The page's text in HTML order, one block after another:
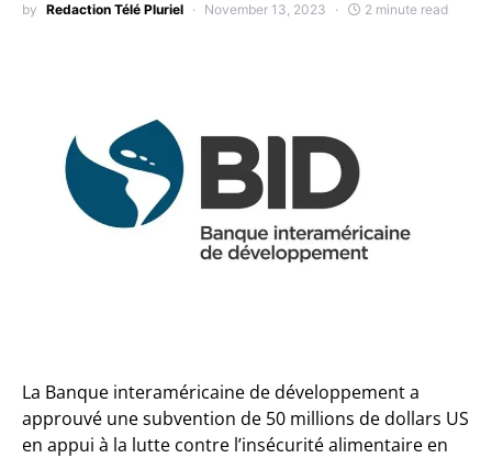
by Redaction Télé Pluriel November 13, 2023 2 minute read
La Banque interaméricaine de développement a
approuvé une subvention de 50 millions de dollars US
en appui à la lutte contre l’insécurité alimentaire en